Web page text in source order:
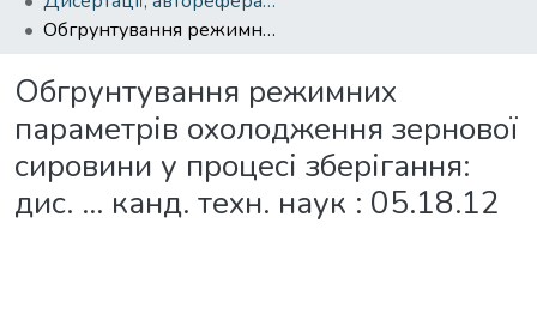
Обгрунтування режимних параметрів охолодження зернової сировини у процесі зберігання: дис. ... канд. техн. наук : 05.18.12
Обгрунтування режимних
параметрів охолодження зернової
сировини у процесі зберігання:
дис. ... канд. техн. наук : 05.18.12